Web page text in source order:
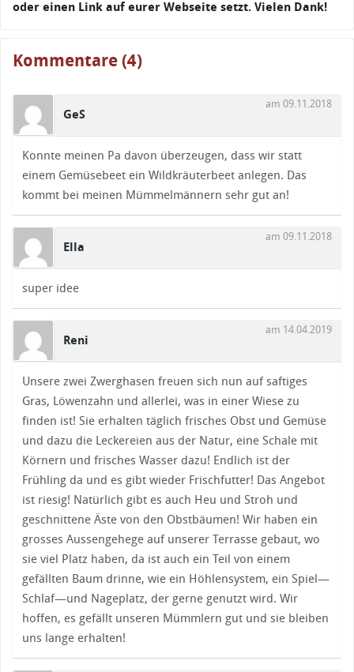
oder einen Link auf eurer Webseite setzt. Vielen Dank!
Kommentare (4)
GeS
am 09.11.2018
Konnte meinen Pa davon überzeugen, dass wir statt
einem Gemüsebeet ein Wildkräuterbeet anlegen. Das
kommt bei meinen Mümmelmännern sehr gut an!
Ella
am 09.11.2018
super idee
Reni
am 14.04.2019
Unsere zwei Zwerghasen freuen sich nun auf saftiges
Gras, Löwenzahn und allerlei, was in einer Wiese zu
finden ist! Sie erhalten täglich frisches Obst und Gemüse
und dazu die Leckereien aus der Natur, eine Schale mit
Körnern und frisches Wasser dazu! Endlich ist der
Frühling da und es gibt wieder Frischfutter! Das Angebot
ist riesig! Natürlich gibt es auch Heu und Stroh und
geschnittene Äste von den Obstbäumen! Wir haben ein
grosses Aussengehege auf unserer Terrasse gebaut, wo
sie viel Platz haben, da ist auch ein Teil von einem
gefällten Baum drinne, wie ein Höhlensystem, ein Spiel—
Schlaf—und Nageplatz, der gerne genutzt wird. Wir
hoffen, es gefällt unseren Mümmlern gut und sie bleiben
uns lange erhalten!